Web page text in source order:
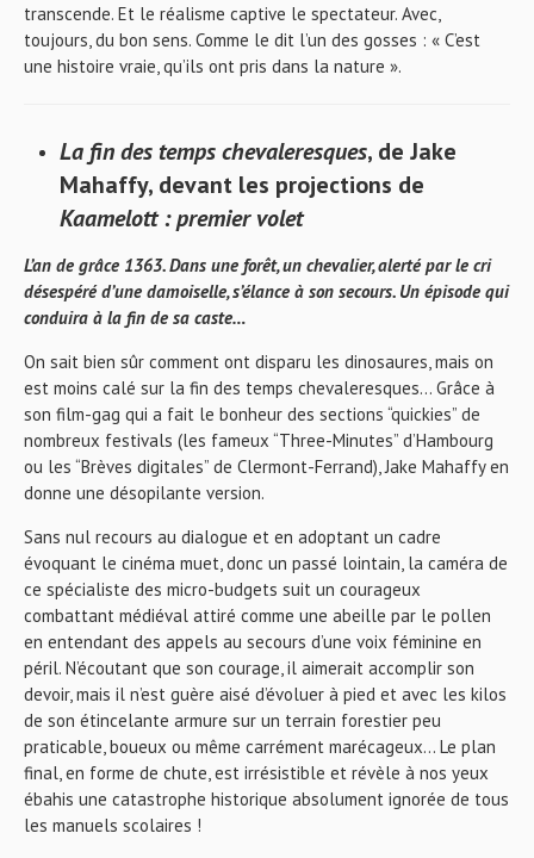
transcende. Et le réalisme captive le spectateur. Avec,
toujours, du bon sens. Comme le dit l’un des gosses : « C’est
une histoire vraie, qu’ils ont pris dans la nature ».
La fin des temps chevaleresques, de Jake
Mahaffy, devant les projections de
Kaamelott : premier volet
L’an de grâce 1363. Dans une forêt, un chevalier, alerté par le cri
désespéré d’une damoiselle, s’élance à son secours. Un épisode qui
conduira à la fin de sa caste…
On sait bien sûr comment ont disparu les dinosaures, mais on
est moins calé sur la fin des temps chevaleresques… Grâce à
son film-gag qui a fait le bonheur des sections “quickies” de
nombreux festivals (les fameux “Three-Minutes” d’Hambourg
ou les “Brèves digitales” de Clermont-Ferrand), Jake Mahaffy en
donne une désopilante version.
Sans nul recours au dialogue et en adoptant un cadre
évoquant le cinéma muet, donc un passé lointain, la caméra de
ce spécialiste des micro-budgets suit un courageux
combattant médiéval attiré comme une abeille par le pollen
en entendant des appels au secours d’une voix féminine en
péril. N’écoutant que son courage, il aimerait accomplir son
devoir, mais il n’est guère aisé d’évoluer à pied et avec les kilos
de son étincelante armure sur un terrain forestier peu
praticable, boueux ou même carrément marécageux… Le plan
final, en forme de chute, est irrésistible et révèle à nos yeux
ébahis une catastrophe historique absolument ignorée de tous
les manuels scolaires !